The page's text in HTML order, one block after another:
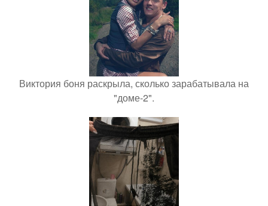
Виктория боня раскрыла, сколько зарабатывала на
"доме-2".